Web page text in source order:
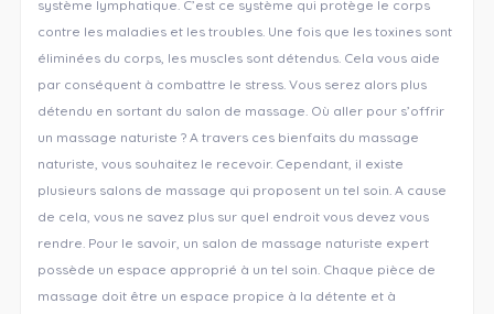
système lymphatique. C’est ce système qui protège le corps
contre les maladies et les troubles. Une fois que les toxines sont
éliminées du corps, les muscles sont détendus. Cela vous aide
par conséquent à combattre le stress. Vous serez alors plus
détendu en sortant du salon de massage. Où aller pour s’offrir
un massage naturiste ? A travers ces bienfaits du massage
naturiste, vous souhaitez le recevoir. Cependant, il existe
plusieurs salons de massage qui proposent un tel soin. A cause
de cela, vous ne savez plus sur quel endroit vous devez vous
rendre. Pour le savoir, un salon de massage naturiste expert
possède un espace approprié à un tel soin. Chaque pièce de
massage doit être un espace propice à la détente et à